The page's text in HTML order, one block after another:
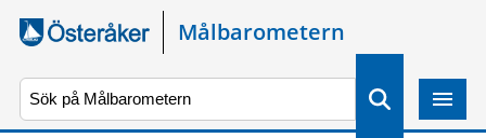
Gå direkt till sidans innehåll
Målbarometern